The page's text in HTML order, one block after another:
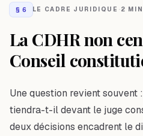
§ 6 LE CADRE JURIDIQUE · 2 MIN
La CDHR non
Conseil
Une question revient
tiendra-t-il devant le juge
deux décisions encadrent le